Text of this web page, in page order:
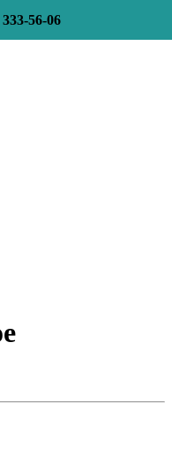
56-06